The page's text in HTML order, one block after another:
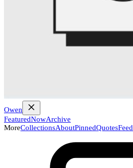
Owen
FeaturedNowArchive
MoreCollectionsAboutPinnedQuotesFeed